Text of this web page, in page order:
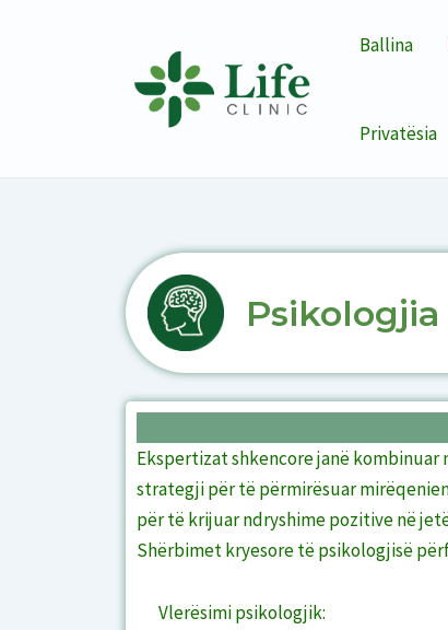
Ballina
Privatësia
Psikologjia
Ekspertizat shkencore janë
strategji për të përmirësuar
për të krijuar ndryshime pozitive në
Shërbimet kryesore të psikologjisë
Vlerësimi psikologjik: